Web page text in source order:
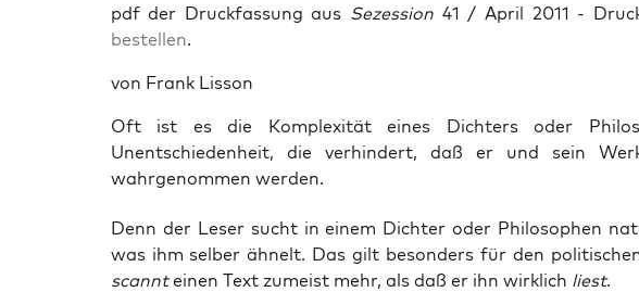
pdf der Druckfassung aus Sezession 41 / April 2011 -
bestellen.
von Frank Lisson
Oft ist es die Komplexität eines Dichters oder
Unentschiedenheit, die verhindert, daß er und sein
wahrgenommen werden.
Denn der Leser sucht in einem Dich­ter oder Phi­lo­so­phen
was ihm sel­ber ähnelt. Das gilt beson­ders für den
scannteinen Text zumeist mehr, als daß er ihn wirk­lich liest.